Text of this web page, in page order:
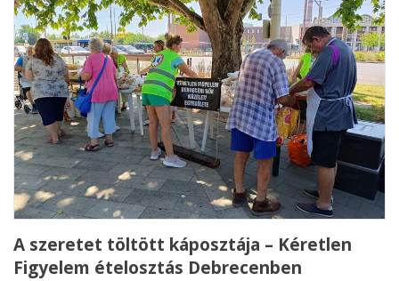
A szeretet töltött káposztája – Kéretlen
Figyelem ételosztás Debrecenben